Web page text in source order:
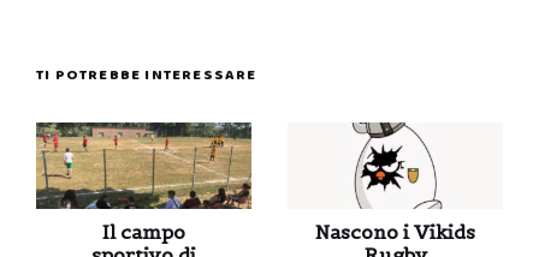
TI POTREBBE INTERESSARE
Il campo
Nascono i Vikids